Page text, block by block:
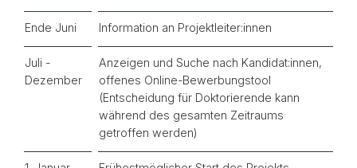
Ende Juni Information an Projektleiter:innen
Juli -
Dezember
Anzeigen und Suche nach Kandidat:innen,
offenes Online-Bewerbungstool
(Entscheidung für Doktorierende kann
während des gesamten Zeitraums
getroffen werden)